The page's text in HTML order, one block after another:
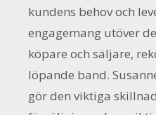
kundens behov och
engagemang utöver
köpare och säljare,
löpande band.
gör den viktiga